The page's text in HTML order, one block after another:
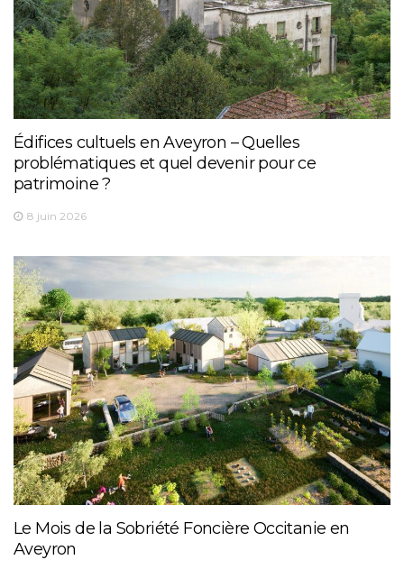
Édifices cultuels en Aveyron – Quelles
problématiques et quel devenir pour ce
patrimoine ?
8 juin 2026
Le Mois de la Sobriété Foncière Occitanie en
Aveyron